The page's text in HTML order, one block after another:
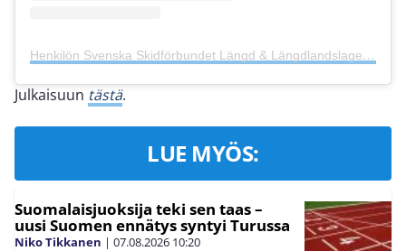
Henkilön Svenska Skidförbundet Längd & Längdlandslaget🇸🇪 (@skiteamswexc) jakama julkaisu
Julkaisuun tästä.
LUE MYÖS:
Suomalaisjuoksija teki sen taas –
uusi Suomen ennätys syntyi Turussa
Niko Tikkanen | 07.08.2026 10:20